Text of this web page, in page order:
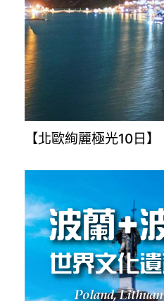
【北歐絢麗極光10日】